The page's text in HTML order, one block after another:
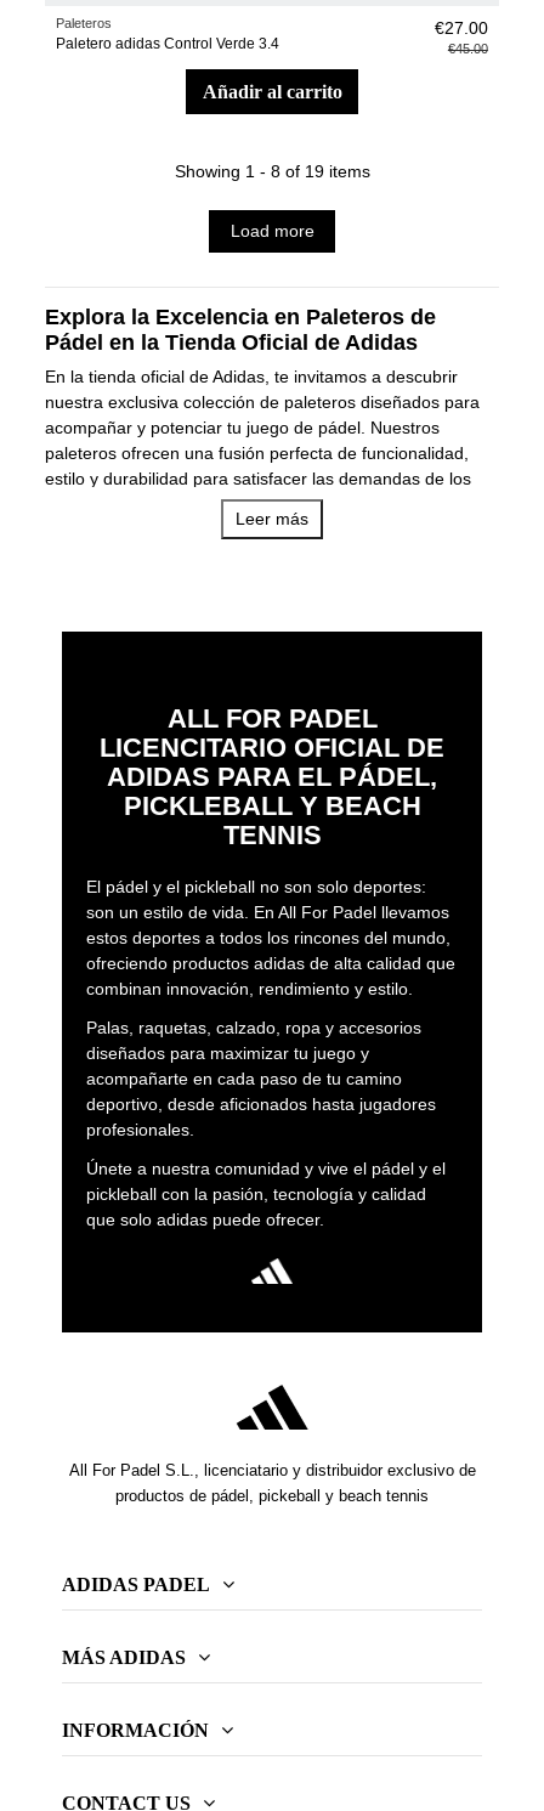
Paleteros
Paletero adidas Control Verde 3.4
€27.00
€45.00
añadir al carrito
Showing 1 - 8 of 19 items
Load more
Explora la Excelencia en Paleteros de
Pádel en la Tienda Oficial de Adidas
En la tienda oficial de Adidas, te invitamos a descubrir
nuestra exclusiva colección de paleteros diseñados para
acompañar y potenciar tu juego de pádel. Nuestros
paleteros ofrecen una fusión perfecta de funcionalidad,
estilo y durabilidad para satisfacer las demandas de los
jugadores más exigentes.
Estilo y Funcionalidad Unificados en Nuestros
meticulosamente diseñado con compartimentos
Su distribución inteligente permite un fácil acceso y
una protección óptima para tu equipamiento.
Comodidad sin Complicaciones:Con correas
acolchadas y ajustables, nuestros paleteros
aseguran un transporte cómodo y ergonómico.
Además, su diseño versátil te ofrece la opción de
tu preferencia.
Calidad Adidas Garantizada:Fabricados con
materiales de alta calidad y durabilidad, nuestros
paleteros son resistentes y están diseñados para
resistir el uso intensivo, proporcionando una
Elige tu Estilo, Encuentra tu Compañero Perfecto
Explora nuestra variada colección de paleteros que ofrece
una amplia gama de estilos, colores y tamaños. Desde
vanguardistas, encontrarás el paletero ideal que refleje tu
estilo y se adapte a tus necesidades en la pista.
encuentras en nuestra Tienda Oficial de Adidas.
Leer más
ALL FOR PADEL
LICENCITARIO OFICIAL DE
ADIDAS PARA EL PÁDEL,
PICKLEBALL Y BEACH
TENNIS
El pádel y el pickleball no son solo deportes:
son un estilo de vida. En All For Padel llevamos
estos deportes a todos los rincones del mundo,
ofreciendo productos adidas de alta calidad que
combinan innovación, rendimiento y estilo.
Palas, raquetas, calzado, ropa y accesorios
diseñados para maximizar tu juego y
acompañarte en cada paso de tu camino
deportivo, desde aficionados hasta jugadores
profesionales.
Únete a nuestra comunidad y vive el pádel y el
pickleball con la pasión, tecnología y calidad
que solo adidas puede ofrecer.
All For Padel S.L., licenciatario y distribuidor exclusivo de
productos de pádel, pickeball y beach tennis
ADIDAS PADEL
MÁS ADIDAS
INFORMACIÓN
CONTACT US